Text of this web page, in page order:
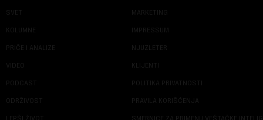
SVET
KOLUMNE
PRIČE I ANALIZE
VIDEO
PODCAST
ODRŽIVOST
LEPŠI ŽIVOT
MARKETING
IMPRESSUM
NJUZLETER
KLIJENTI
POLITIKA PRIVATNOSTI
PRAVILA KORIŠĆENJA
SMERNICE ZA PRIMENU VEŠTAČKE